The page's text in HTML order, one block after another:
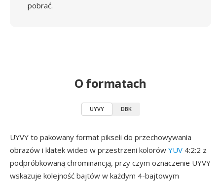
pobrać.
O formatach
UYVY DBK
UYVY to pakowany format pikseli do przechowywania
obrazów i klatek wideo w przestrzeni kolorów YUV 4:2:2 z
podpróbkowaną chrominancją, przy czym oznaczenie UYVY
wskazuje kolejność bajtów w każdym 4-bajtowym